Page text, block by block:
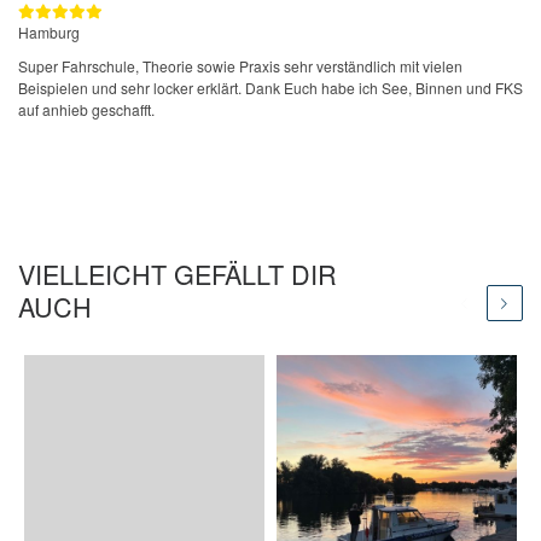
Hamburg
Super Fahrschule, Theorie sowie Praxis sehr verständlich mit vielen
Beispielen und sehr locker erklärt. Dank Euch habe ich See, Binnen und FKS
auf anhieb geschafft.
VIELLEICHT GEFÄLLT DIR
AUCH